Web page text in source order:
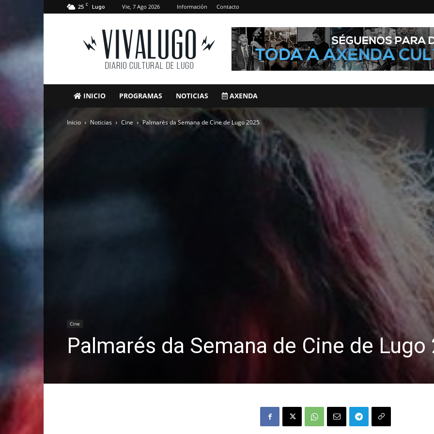
25 C Lugo Vie, 7 Ago 2026 Información Contacto
VivaLugo
INICIO PROGRAMAS NOTICIAS AXENDA
Inicio Noticias Cine Palmarés da Semana de Cine de Lugo 2025
Cine
Palmarés da Semana de Cine de Lugo